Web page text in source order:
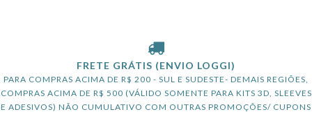
FRETE GRÁTIS (ENVIO LOGGI)
PARA COMPRAS ACIMA DE R$ 200 - SUL E SUDESTE- DEMAIS REGIÕES,
COMPRAS ACIMA DE R$ 500 (VÁLIDO SOMENTE PARA KITS 3D, SLEEVES
E ADESIVOS) NÃO CUMULATIVO COM OUTRAS PROMOÇÕES/ CUPONS